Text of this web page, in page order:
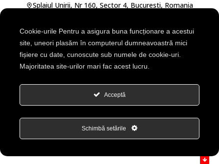
Splaiul Unirii, Nr 160, Sector 4, Bucuresti, Romania
Email: office@seniortex.ro
Deschide cu Waze Deschide cu Maps
SENIOR TEX SRL
Cod Unic de Înregistrare: RO23311243
© 2024 SeniorTex. Toate drepturile rezervate.
Cookie-urile Pentru a asigura buna funcționare a acestui
site, uneori plasăm în computerul dumneavoastră mici
fișiere cu date, cunoscute sub numele de cookie-uri.
Majoritatea site-urilor mari fac acest lucru.
Acceptă
Schimbă setările